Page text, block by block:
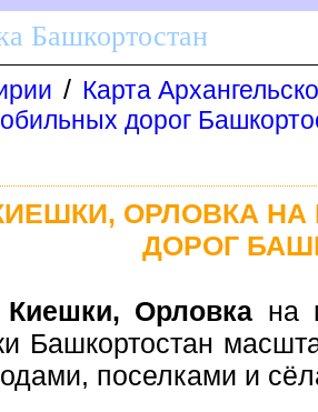
Башкортостан
/ Карта
дорог
ОРЛОВКА
ДОРОГ
Орловка на
Башкортостан
поселками и